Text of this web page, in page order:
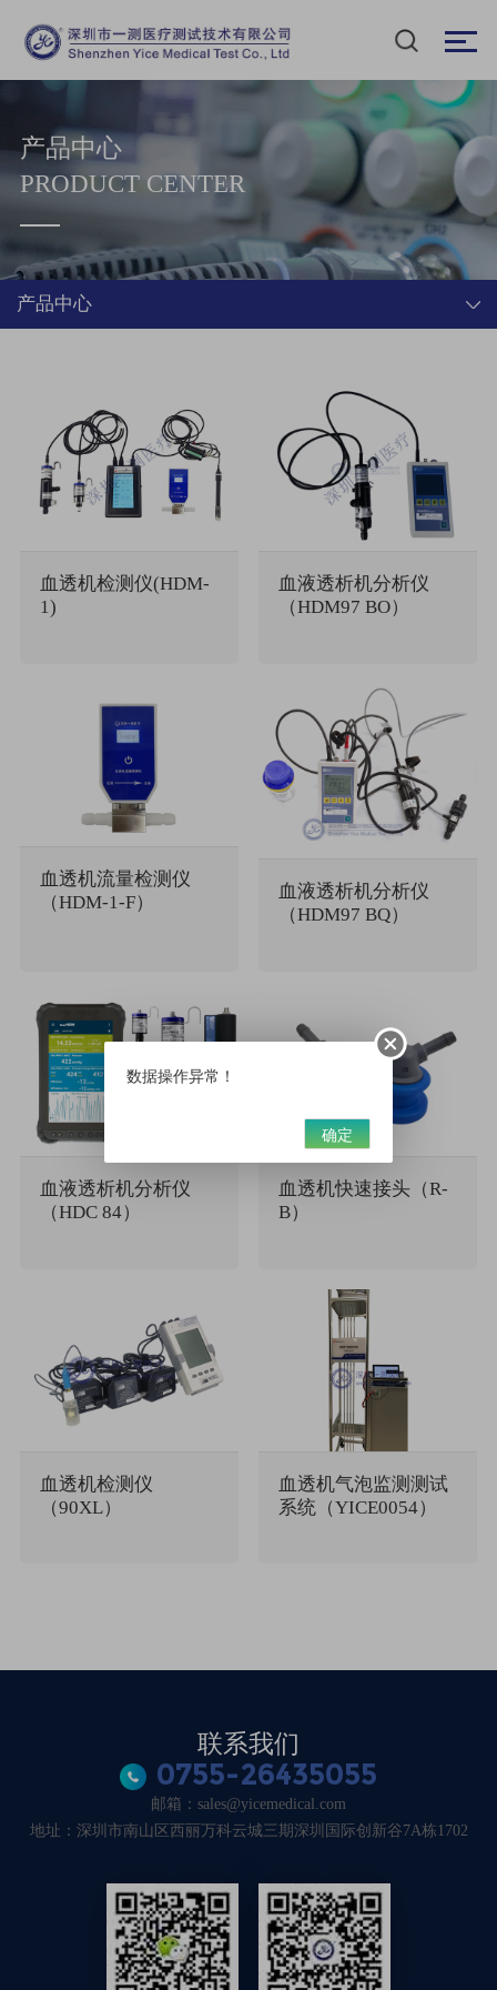
产品中心
PRODUCT CENTER
产品中心
血透机检测仪(HDM-
1)
血液透析机分析仪
（HDM97 BO）
血透机流量检测仪
（HDM-1-F）
血液透析机分析仪
（HDM97 BQ）
血液透析机分析仪
（HDC 84）
血透机快速接头（R-
B）
血透机检测仪
（90XL）
血透机气泡监测测试
系统（YICE0054）
联系我们
0755-26435055
邮箱：sales@yicemedical.com
地址：深圳市南山区西丽万科云城三期深圳国际创新谷7A栋1702
数据操作异常！
确定